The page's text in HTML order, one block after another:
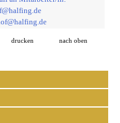
drucken nach oben